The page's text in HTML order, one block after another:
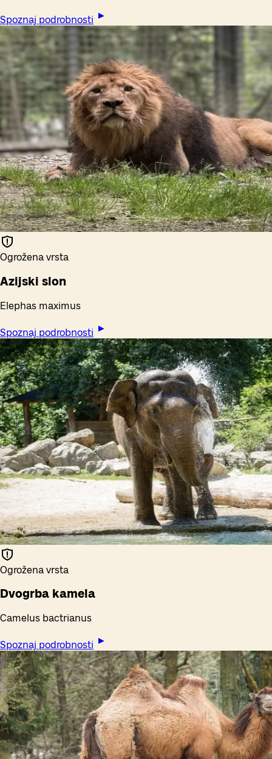
Spoznaj podrobnosti
Ogrožena vrsta
Azijski slon
Elephas maximus
Spoznaj podrobnosti
Ogrožena vrsta
Dvogrba kamela
Camelus bactrianus
Spoznaj podrobnosti